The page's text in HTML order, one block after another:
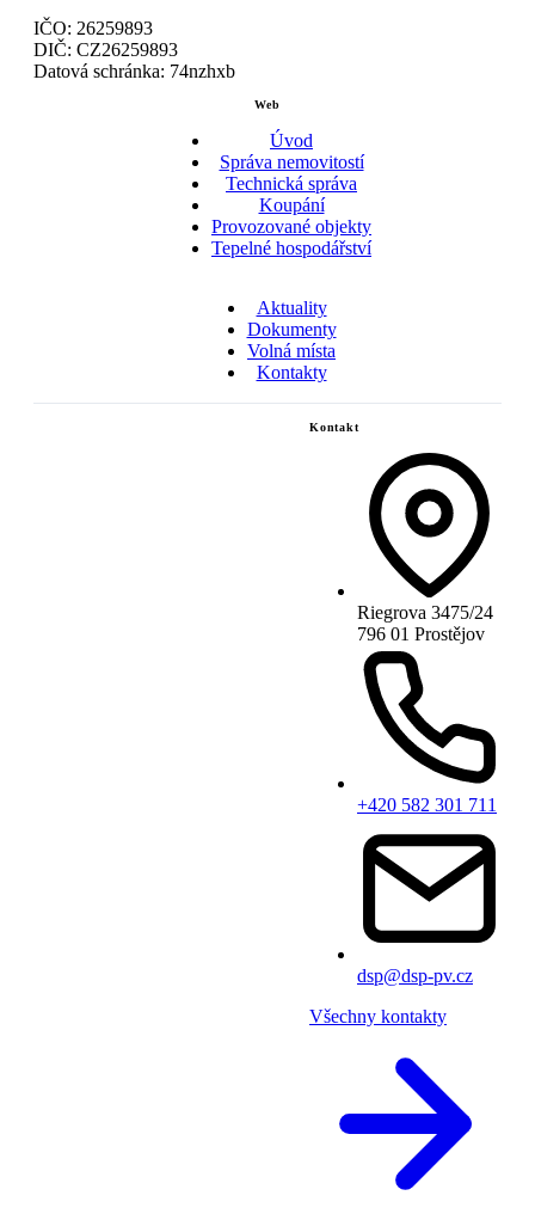
IČO: 26259893
DIČ: CZ26259893
Datová schránka: 74nzhxb
Web
Úvod
Správa nemovitostí
Technická správa
Koupání
Provozované objekty
Tepelné hospodářství
Aktuality
Dokumenty
Volná místa
Kontakty
Kontakt
Riegrova 3475/24
796 01 Prostějov
+420 582 301 711
dsp@dsp-pv.cz
Všechny kontakty